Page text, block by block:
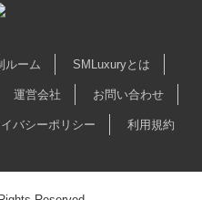
ルーム SMLuxuryとは
運営会社 お問い合わせ
バシーポリシー 利用規約